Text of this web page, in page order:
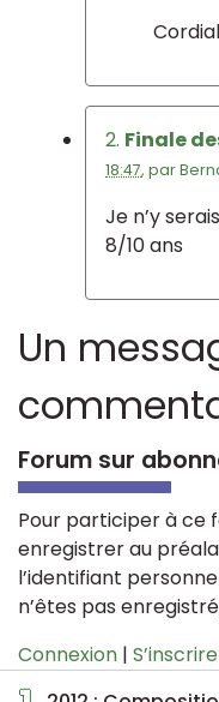
2. Finale
18:47, par
Je n’y
8/10 ans
Un
Forum sur
Pour participer à ce
enregistrer au
l’identifiant
n’êtes pas
Connexion | S’inscrire